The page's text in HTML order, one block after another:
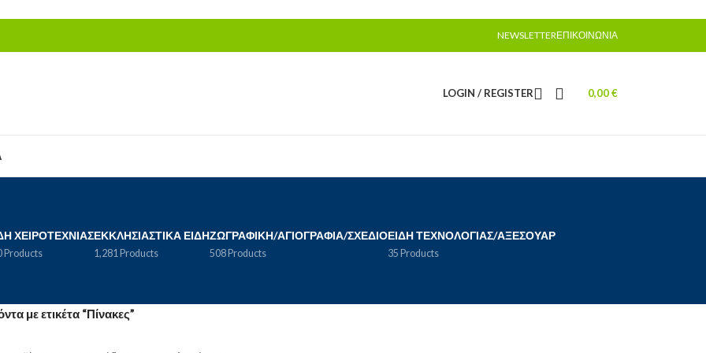
NEWSLETTERΕΠΙΚΟΙΝΩΝΊΑ
LOGIN / REGISTER 0,00€
ΧΕΙΡΟΤΕΧΝΊΑΣ
Products
ΕΚΚΛΗΣΙΑΣΤΙΚΆ ΕΊΔΗ
1,281 Products
ΖΩΓΡΑΦΙΚΉ/ΑΓΙΟΓΡΑΦΊΑ/ΣΧΈΔΙΟ
508 Products
ΕΊΔΗ ΤΕΧΝΟΛΟΓΊΑΣ/ΑΞΕΣΟΥΆΡ
35 Products
με ετικέτα “Πίνακες”